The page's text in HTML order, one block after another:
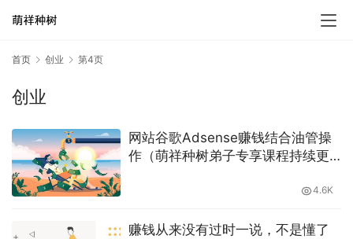
首页 创业 第4页
创业
网站谷歌Adsense赚钱结合油管操
作（萌祥种树弟子专享课程持续更
4.6K
赚钱从来没有过时一说，不是懂了